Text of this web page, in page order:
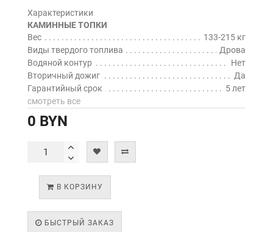
Характеристики
КАМИННЫЕ ТОПКИ
Вес
133-215 кг
Виды твердого топлива
Дрова
Водяной контур
Нет
Вторичный дожиг
Да
Гарантийный срок
5 лет
смотреть все
0 BYN
В КОРЗИНУ
БЫСТРЫЙ ЗАКАЗ